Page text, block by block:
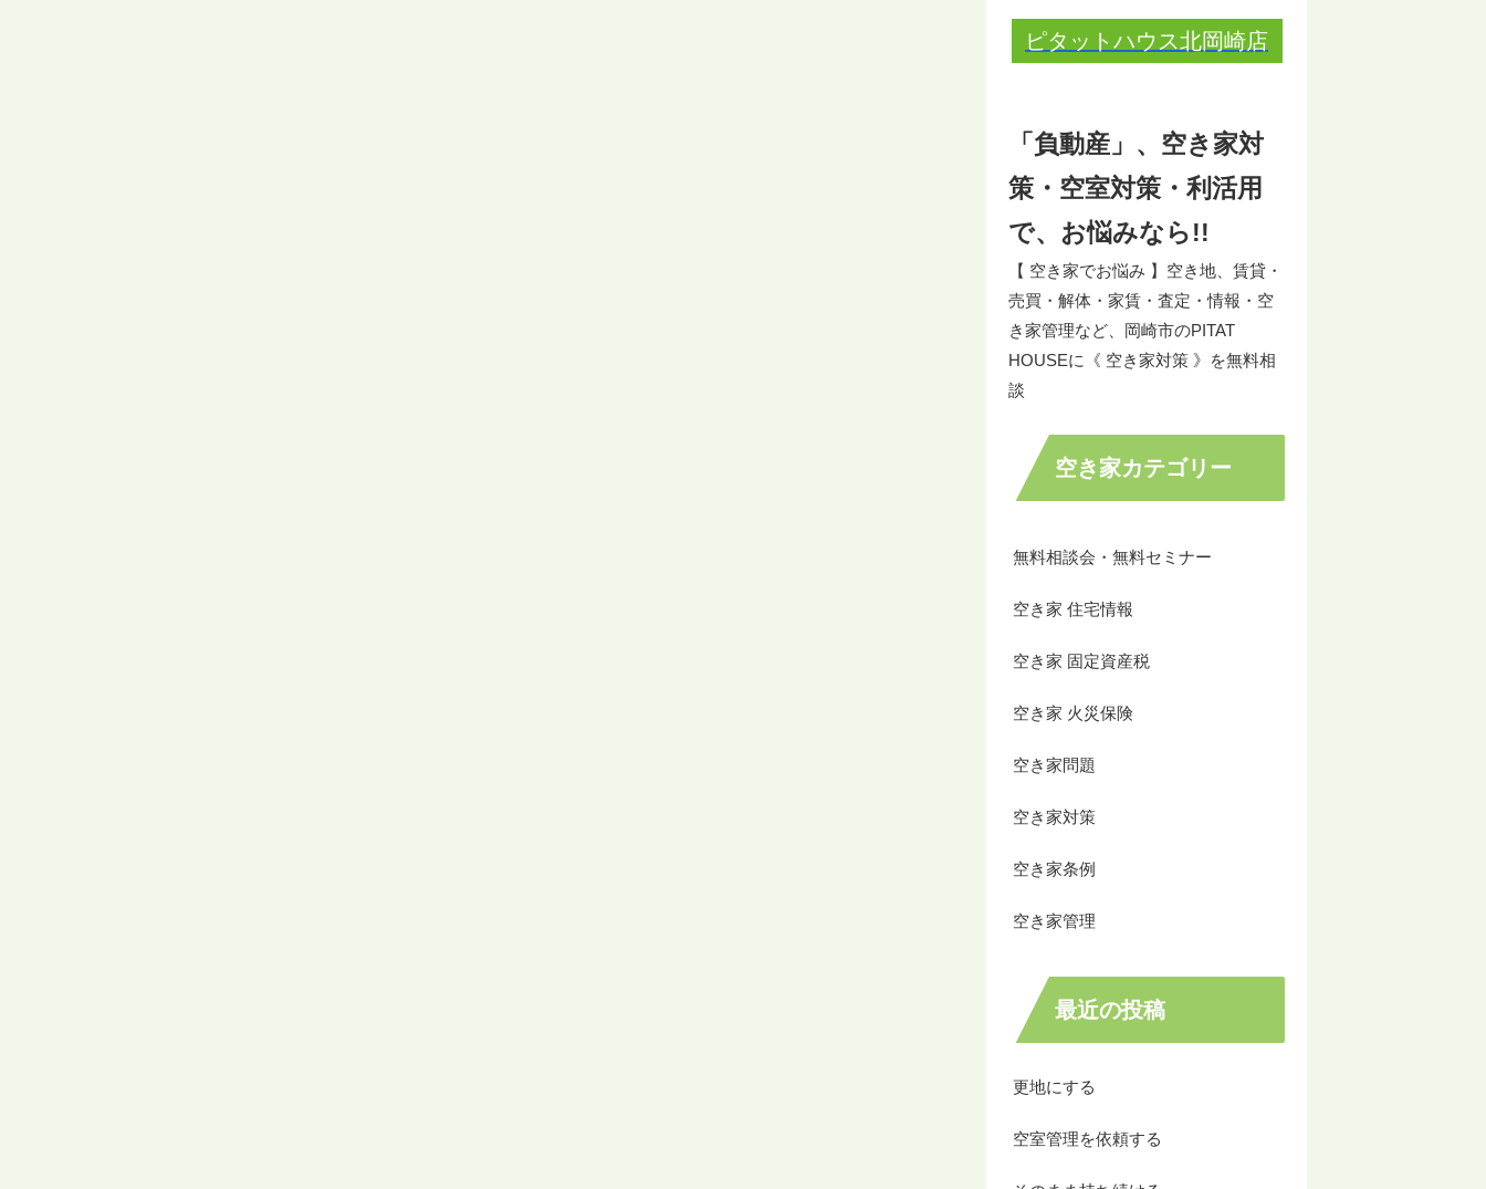
ピタットハウス北岡崎店
「負動産」、空き家対
策・空室対策・利活用
で、お悩みなら!!
【 空き家でお悩み 】空き地、賃貸・
売買・解体・家賃・査定・情報・空
き家管理など、岡崎市のPITAT
HOUSEに《 空き家対策 》を無料相
談
空き家カテゴリー
無料相談会・無料セミナー
空き家 住宅情報
空き家 固定資産税
空き家 火災保険
空き家問題
空き家対策
空き家条例
空き家管理
最近の投稿
更地にする
空室管理を依頼する